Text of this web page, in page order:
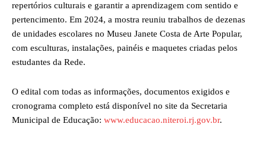
repertórios culturais e garantir a aprendizagem com sentido e
pertencimento. Em 2024, a mostra reuniu trabalhos de dezenas
de unidades escolares no Museu Janete Costa de Arte Popular,
com esculturas, instalações, painéis e maquetes criadas pelos
estudantes da Rede.
O edital com todas as informações, documentos exigidos e
cronograma completo está disponível no site da Secretaria
Municipal de Educação: www.educacao.niteroi.rj.gov.br.